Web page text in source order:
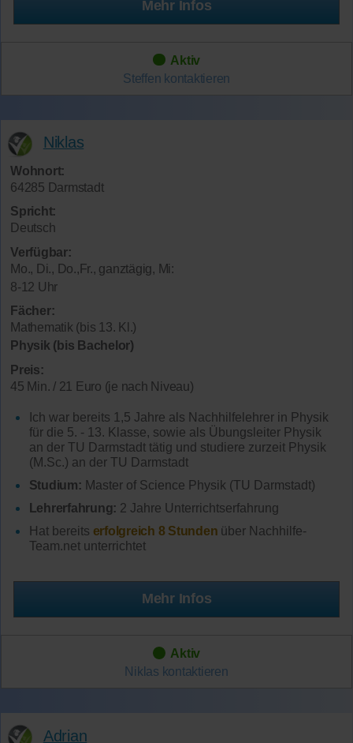
Mehr Infos
Aktiv
Steffen kontaktieren
Niklas
Wohnort:
64285 Darmstadt
Spricht:
Deutsch
Verfügbar:
Mo., Di., Do.,Fr., ganztägig, Mi:
8-12 Uhr
Fächer:
Mathematik (bis 13. Kl.)
Physik (bis Bachelor)
Preis:
45 Min. / 21 Euro (je nach Niveau)
Ich war bereits 1,5 Jahre als Nachhilfelehrer in Physik
für die 5. - 13. Klasse, sowie als Übungsleiter Physik
an der TU Darmstadt tätig und studiere zurzeit Physik
(M.Sc.) an der TU Darmstadt
Studium: Master of Science Physik (TU Darmstadt)
Lehrerfahrung: 2 Jahre Unterrichtserfahrung
Hat bereits erfolgreich 8 Stunden über Nachhilfe-
Team.net unterrichtet
Mehr Infos
Aktiv
Niklas kontaktieren
Adrian